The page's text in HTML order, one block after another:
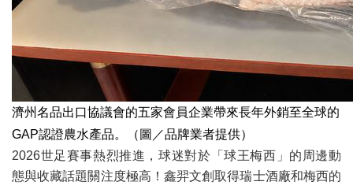
濟州名品出口協議會的五家會員企業帶來長年外銷至全球的
GAP認證農水產品。（圖／品牌業者提供）
2026世足賽事熱烈推進，球迷對於「球王梅西」的周邊動
態與收藏話題關注度極高！鑫羿文創取得瑞士酒廠和梅西的